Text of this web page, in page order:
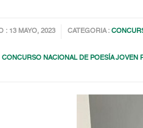
: 13 MAYO, 2023 CATEGORIA :
CONCURSO NACIONAL DE POESÍA JOVEN